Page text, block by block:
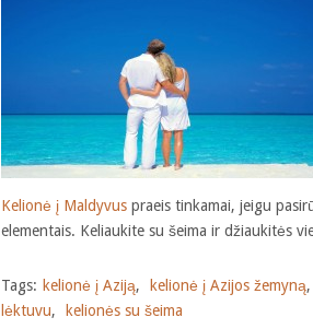
Kelionė į Maldyvus praeis tinkamai, jeigu
elementais. Keliaukite su šeima ir džiaukitės
Tags: kelionė į Aziją, kelionė į Azijos žemyną,
lėktuvu, kelionės su šeima